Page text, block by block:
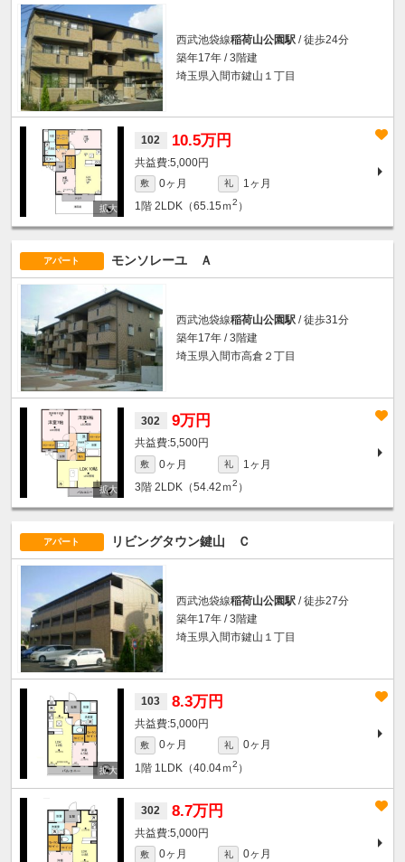
西武池袋線稲荷山公園駅 / 徒歩24分
築年17年 / 3階建
埼玉県入間市鍵山１丁目
102 10.5万円
5,000円
敷 0ヶ月 礼
1ヶ月
1階 2LDK（65.15ｍ2 ）
アパート モンソレーユ Ａ
西武池袋線稲荷山公園駅 / 徒歩31分
築年17年 / 3階建
埼玉県入間市高倉２丁目
302 9万円
5,500円
敷 0ヶ月 礼
1ヶ月
3階 2LDK（54.42ｍ2 ）
アパート リビングタウン鍵山 Ｃ
西武池袋線稲荷山公園駅 / 徒歩27分
築年17年 / 3階建
埼玉県入間市鍵山１丁目
103 8.3万円
5,000円
敷 0ヶ月 礼
0ヶ月
1階 1LDK（40.04ｍ2 ）
302 8.7万円
5,000円
敷 0ヶ月 礼
0ヶ月